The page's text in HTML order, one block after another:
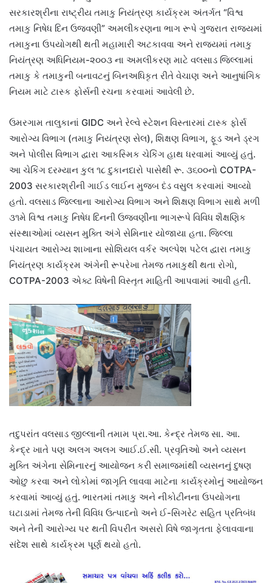
સરકારશ્રીના રાષ્ટ્રીય તમાકુ નિયંત્રણ કાર્યક્રમ અંતર્ગત “વિશ્વ
તમાકુ નિષેધ દિન ઉજવણી” અમલીકરણના ભાગ રૂપે ગુજરાત રાજ્યમાં
તમાકુના ઉપયોગથી થતી મહામારી અટકાવવા અને રાજ્યમાં તમાકુ
નિયંત્રણ અધિનિયમ-૨૦૦૩ ના અમલીકરણ માટે વલસાડ જિલ્લામાં
તમાકુ કે તમાકુની બનાવટનું બિનઅધિકૃત રીતે વેચાણ અને આનુષાંગિક
નિયમ માટે ટાસ્ક ફોર્સની રચના કરવામાં આવેલી છે.
ઉમરગામ તાલુકાનાં GIDC અને રેલ્વે સ્ટેશન વિસ્તારમાં ટાસ્ક ફોર્સ
આરોગ્ય વિભાગ (તમાકુ નિયંત્રણ સેલ), શિક્ષણ વિભાગ, ફૂડ અને ડ્રગ
અને પોલીસ વિભાગ દ્વારા આકસ્મિક ચેકિંગ હાથ ધરવામાં આવ્યું હતું.
આ ચેકિંગ દરમ્યાન કુલ ૧૮ દુકાનદારો પાસેથી રૂ. ૩૬૦૦નો COTPA-
2003 સરકારશ્રીની ગાઈડ લાઈન મુજબ દંડ વસુલ કરવામાં આવ્યો
હતો. વલસાડ જિલ્લાના આરોગ્ય વિભાગ અને શિક્ષણ વિભાગ સાથે મળી
૩૧મે વિશ્વ તમાકુ નિષેધ દિનની ઉજવણીના ભાગરૂપે વિવિધ શૈક્ષણિક
સંસ્થાઓમાં વ્યસન મુક્તિ અંગે સેમિનાર યોજાયા હતા. જિલ્લા
પંચાયત આરોગ્ય શાખાના સોશિયલ વર્કર અલ્પેશ પટેલ દ્વારા તમાકુ
નિયંત્રણ કાર્યક્રમ અંગેની રૂપરેખા તેમજ તમાકુથી થતા રોગો,
COTPA-2003 એક્ટ વિષેની વિસ્તૃત માહિતી આપવામાં આવી હતી.
તદુપરાંત વલસાડ જીલ્લાની તમામ પ્રા.આ. કેન્દ્ર તેમજ સા. આ.
કેન્દ્ર ખાતે પણ અલગ અલગ આઈ.ઈ.સી. પ્રવૃતિઓ અને વ્યસન
મુક્તિ અંગેના સેમિનારનું આયોજન કરી સમાજમાંથી વ્યસનનું દુષણ
ઓછુ કરવા અને લોકોમાં જાગૃતિ લાવવા માટેના કાર્યક્રમોનું આયોજન
કરવામાં આવ્યું હતું. ભારતમાં તમાકુ અને નીકોટીનના ઉપયોગના
ઘટાડામાં તેમજ તેની વિવિધ ઉત્પાદનો અને ઈ-સિગરેટ સહિત પ્રતિબંધ
અને તેની આરોગ્ય પર થતી વિપરીત અસરો વિષે જાગૃતતા ફેલાવવાના
સંદેશ સાથે કાર્યક્રમ પૂર્ણ થયો હતો.